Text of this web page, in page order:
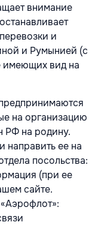
внимание
и
и Румынией (с
имеющих вид на
на организацию
РФ на родину.
направить ее на
посольства:
(при ее
сайте.